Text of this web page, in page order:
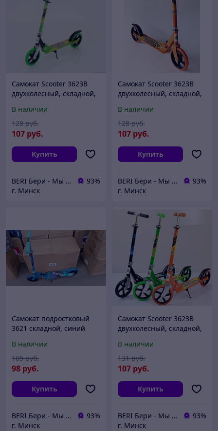
Самокат Scooter 3623B
двухколесный, складной,
подростковый
В наличии
107 руб.
128 руб.
Купить
BERI Бери - Мы ненавидим демпинг, но нас вынуждают конкуренты
93%
г. Минск
Самокат Scooter 3623B
двухколесный, складной,
подростковый
В наличии
107 руб.
128 руб.
Купить
BERI Бери - Мы ненавидим демпинг, но нас вынуждают конкуренты
93%
г. Минск
Самокат подростковый
3621 складной, синий
В наличии
98 руб.
105 руб.
Купить
BERI Бери - Мы ненавидим демпинг, но нас вынуждают конкуренты
93%
г. Минск
Самокат Scooter 3623B
двухколесный, складной,
подростковый
В наличии
107 руб.
131 руб.
Купить
BERI Бери - Мы ненавидим демпинг, но нас вынуждают конкуренты
93%
г. Минск